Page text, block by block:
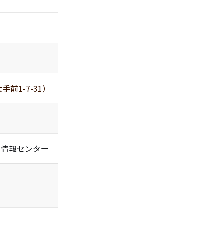
前1-7-31）
報センター